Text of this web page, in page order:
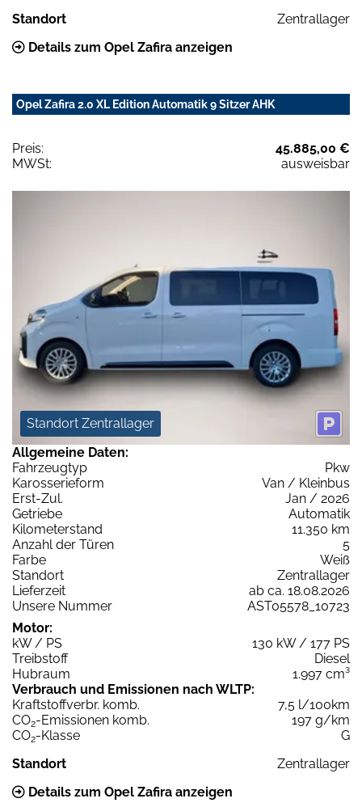
Standort
Zentrallager
Details zum Opel Zafira anzeigen
Opel Zafira 2.0 XL Edition Automatik 9 Sitzer AHK
Preis:
45.885,00 €
MWSt:
ausweisbar
Standort Zentrallager
Allgemeine Daten:
Fahrzeugtyp
Pkw
Karosserieform
Van / Kleinbus
Erst-Zul.
Jan / 2026
Getriebe
Automatik
Kilometerstand
11.350 km
Anzahl der Türen
5
Farbe
Weiß
Standort
Zentrallager
Lieferzeit
ab ca. 18.08.2026
Unsere Nummer
AST05578_10723
Motor:
kW / PS
130 kW / 177 PS
Treibstoff
Diesel
Hubraum
1.997 cm³
Verbrauch und Emissionen nach WLTP:
Kraftstoffverbr. komb.
7,5 l/100km
CO2-Emissionen komb.
197 g/km
CO2-Klasse
G
Standort
Zentrallager
Details zum Opel Zafira anzeigen